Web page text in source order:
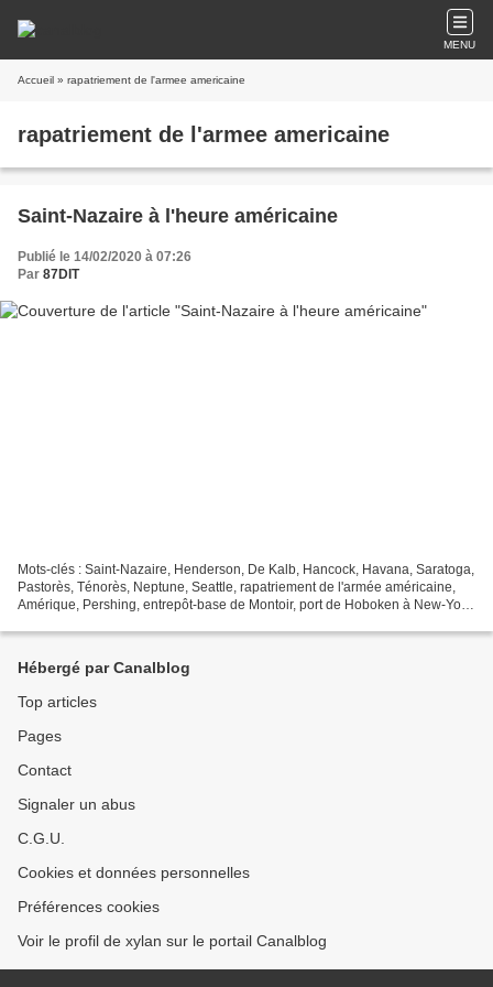
MENU
Accueil » rapatriement de l'armee americaine
rapatriement de l'armee americaine
Saint-Nazaire à l'heure américaine
Publié le 14/02/2020 à 07:26
Par 87DIT
Mots-clés : Saint-Nazaire, Henderson, De Kalb, Hancock, Havana, Saratoga,
Pastorès, Ténorès, Neptune, Seattle, rapatriement de l'armée américaine,
Amérique, Pershing, entrepôt-base de Montoir, port de Hoboken à New-York,
Hébergé par Canalblog
Top articles
Pages
Contact
Signaler un abus
C.G.U.
Cookies et données personnelles
Préférences cookies
Voir le profil de xylan sur le portail Canalblog